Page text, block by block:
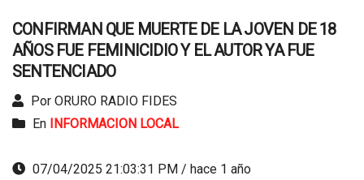
CONFIRMAN QUE MUERTE DE LA JOVEN DE 18
AÑOS FUE FEMINICIDIO Y EL AUTOR YA FUE
SENTENCIADO
Por ORURO RADIO FIDES
En INFORMACION LOCAL
07/04/2025 21:03:31 PM / hace 1 año